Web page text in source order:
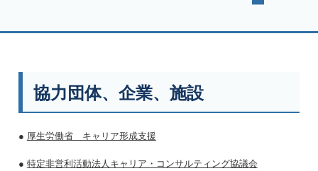
協力団体、企業、施設
● 厚生労働省 キャリア形成支援
● 特定非営利活動法人キャリア・コンサルティング協議会